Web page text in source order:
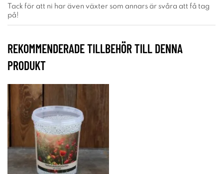
Tack för att ni har även växter som annars är svåra att få tag
på!
REKOMMENDERADE TILLBEHÖR TILL DENNA
PRODUKT